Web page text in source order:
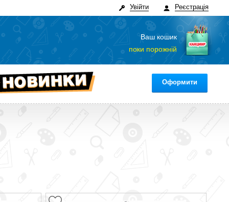
Реєстрація
Увійти
Ваш кошик
поки порожній
Оформити